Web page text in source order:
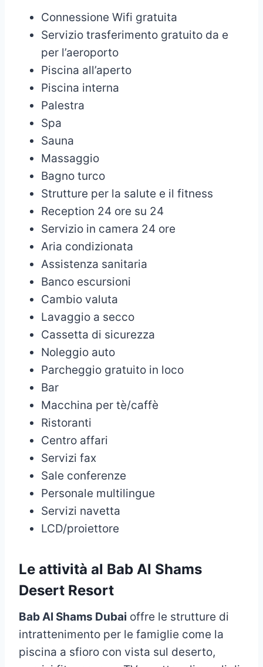
Connessione Wifi gratuita
Servizio trasferimento gratuito da e
per l’aeroporto
Piscina all’aperto
Piscina interna
Palestra
Spa
Sauna
Massaggio
Bagno turco
Strutture per la salute e il fitness
Reception 24 ore su 24
Servizio in camera 24 ore
Aria condizionata
Assistenza sanitaria
Banco escursioni
Cambio valuta
Lavaggio a secco
Cassetta di sicurezza
Noleggio auto
Parcheggio gratuito in loco
Bar
Macchina per tè/caffè
Ristoranti
Centro affari
Servizi fax
Sale conferenze
Personale multilingue
Servizi navetta
LCD/proiettore
Le attività al Bab Al Shams
Desert Resort
Bab Al Shams Dubai offre le strutture di
intrattenimento per le famiglie come la
piscina a sfioro con vista sul deserto,